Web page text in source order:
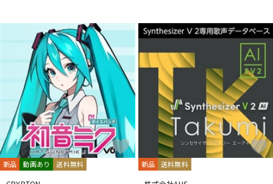
新品 動画あり 送料無料 新品 送料無料